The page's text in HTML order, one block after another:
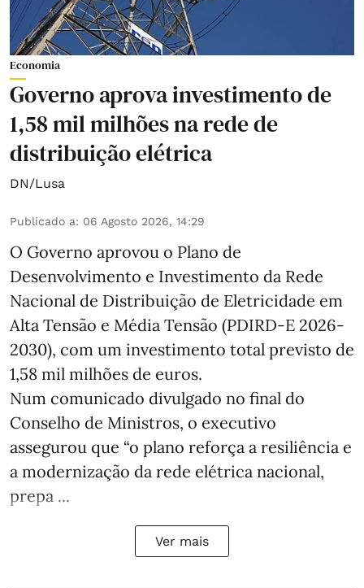
Economia
Governo aprova investimento de
1,58 mil milhões na rede de
distribuição elétrica
DN/Lusa
Publicado a: 06 Agosto 2026, 14:29
O Governo aprovou o Plano de
Desenvolvimento e Investimento da Rede
Nacional de Distribuição de Eletricidade em
Alta Tensão e Média Tensão (PDIRD-E 2026-
2030), com um investimento total previsto de
1,58 mil milhões de euros.
Num comunicado divulgado no final do
Conselho de Ministros, o executivo
assegurou que “o plano reforça a resiliência e
a modernização da rede elétrica nacional,
prepa ...
Ver mais